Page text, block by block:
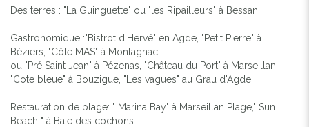
Des terres : "La Guinguette" ou "les Ripailleurs" à Bessan.
Gastronomique :"Bistrot d'Hervé" en Agde, "Petit Pierre" à
Béziers, "Côté MAS" à Montagnac
ou "Pré Saint Jean" à Pézenas, "Château du Port" à Marseillan,
"Cote bleue" à Bouzigue, "Les vagues" au Grau d'Agde
Restauration de plage: " Marina Bay" à Marseillan Plage," Sun
Beach " à Baie des cochons.